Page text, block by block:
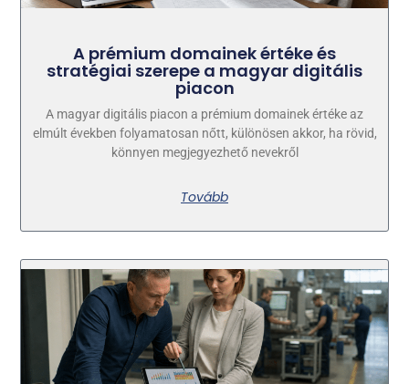
A prémium domainek értéke és
stratégiai szerepe a magyar digitális
piacon
A magyar digitális piacon a prémium domainek értéke az
elmúlt években folyamatosan nőtt, különösen akkor, ha rövid,
könnyen megjegyezhető nevekről
Tovább